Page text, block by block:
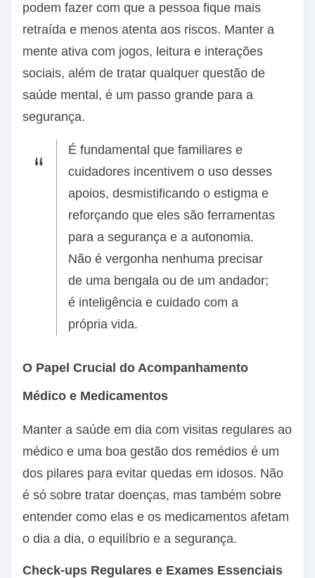
podem fazer com que a pessoa fique mais
retraída e menos atenta aos riscos. Manter a
mente ativa com jogos, leitura e interações
sociais, além de tratar qualquer questão de
saúde mental, é um passo grande para a
segurança.
É fundamental que familiares e
cuidadores incentivem o uso desses
apoios, desmistificando o estigma e
reforçando que eles são ferramentas
para a segurança e a autonomia.
Não é vergonha nenhuma precisar
de uma bengala ou de um andador;
é inteligência e cuidado com a
própria vida.
O Papel Crucial do Acompanhamento
Médico e Medicamentos
Manter a saúde em dia com visitas regulares ao
médico e uma boa gestão dos remédios é um
dos pilares para evitar quedas em idosos. Não
é só sobre tratar doenças, mas também sobre
entender como elas e os medicamentos afetam
o dia a dia, o equilíbrio e a segurança.
Check-ups Regulares e Exames Essenciais